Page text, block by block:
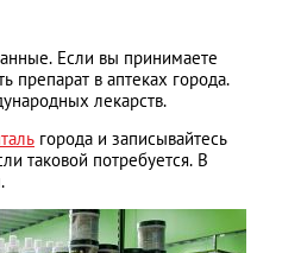
Если вы принимаете
препарат в аптеках города.
лекарств.
города и записывайтесь
таковой потребуется. В
от мартышек